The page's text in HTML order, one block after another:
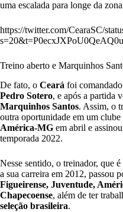
uma escalada para longe da
https://twitter.com/CearaSC/
Treino aberto e Marquinhos
De fato, o Ceará foi
Pedro Sotero, e após a partida
Marquinhos Santos. Assim, o
outra oportunidade em um
América-MG em abril e
temporada 2022.
Nesse sentido, o treinador, que
a sua carreira em 2012, passou
Figueirense, Juventude,
Chapecoense, além de ter
seleção brasileira.